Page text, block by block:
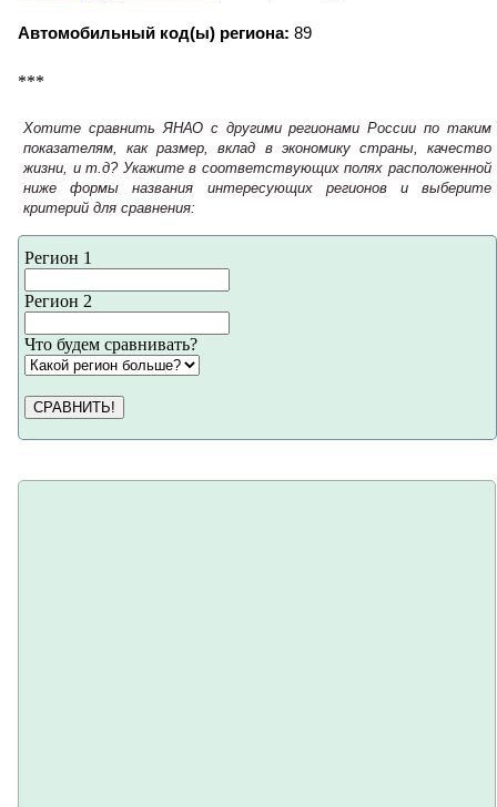
Автомобильный код(ы) региона: 89
***
Хотите сравнить ЯНАО с другими регионами России по таким
показателям, как размер, вклад в экономику страны, качество
жизни, и т.д? Укажите в соответствующих полях расположенной
ниже формы названия интересующих регионов и выберите
критерий для сравнения:
Регион 1
Регион 2
Что будем сравнивать?
СРАВНИТЬ!